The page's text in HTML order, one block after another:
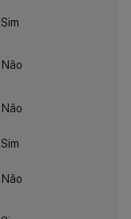
Sim
Não
Não
Sim
Não